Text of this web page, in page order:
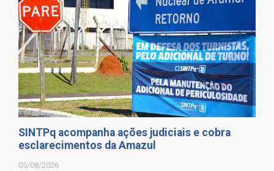
SINTPq acompanha ações judiciais e cobra
esclarecimentos da Amazul
05/08/2026